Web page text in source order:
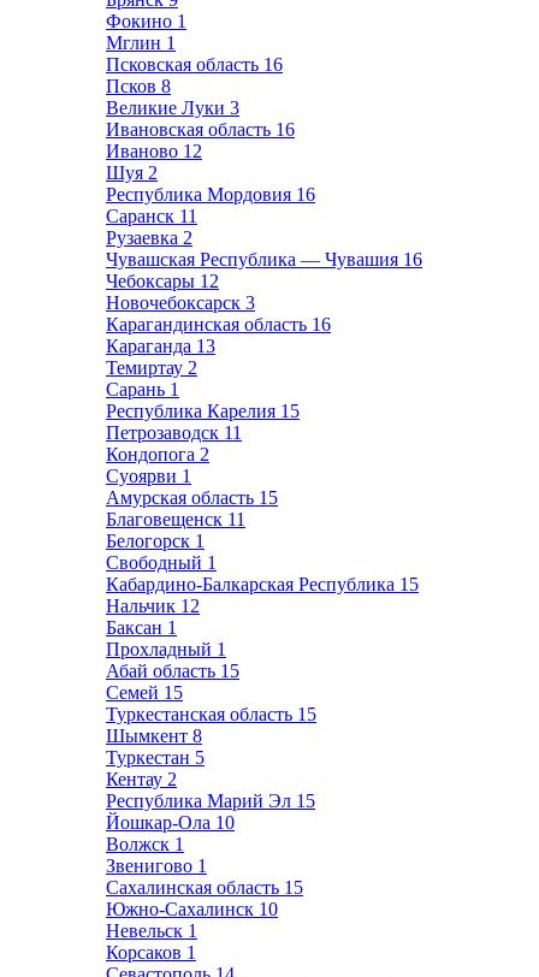
Фокино 1
Мглин 1
Псковская область 16
Псков 8
Великие Луки 3
Ивановская область 16
Иваново 12
Шуя 2
Республика Мордовия 16
Саранск 11
Рузаевка 2
Чувашская Республика — Чувашия 16
Чебоксары 12
Новочебоксарск 3
Карагандинская область 16
Караганда 13
Темиртау 2
Сарань 1
Республика Карелия 15
Петрозаводск 11
Кондопога 2
Суоярви 1
Амурская область 15
Благовещенск 11
Белогорск 1
Свободный 1
Кабардино-Балкарская Республика 15
Нальчик 12
Баксан 1
Прохладный 1
Абай область 15
Семей 15
Туркестанская область 15
Шымкент 8
Туркестан 5
Кентау 2
Республика Марий Эл 15
Йошкар-Ола 10
Волжск 1
Звенигово 1
Сахалинская область 15
Южно-Сахалинск 10
Невельск 1
Корсаков 1